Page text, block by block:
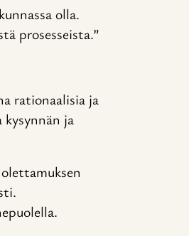
olla.
prosesseista.”
rationaalisia ja
ja